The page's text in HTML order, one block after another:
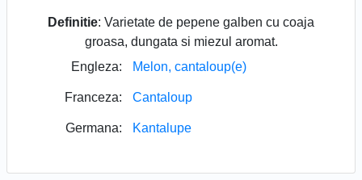
Definitie: Varietate de pepene galben cu coaja
groasa, dungata si miezul aromat.
Engleza:
Melon, cantaloup(e)
Franceza: Cantaloup
Germana: Kantalupe